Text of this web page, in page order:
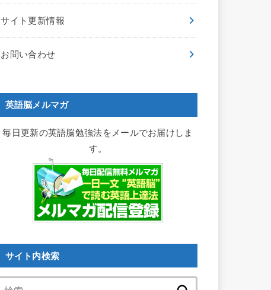
サイト更新情報
お問い合わせ
英語脳メルマガ
毎日更新の英語脳勉強法をメールでお届けしま
す。
サイト内検索